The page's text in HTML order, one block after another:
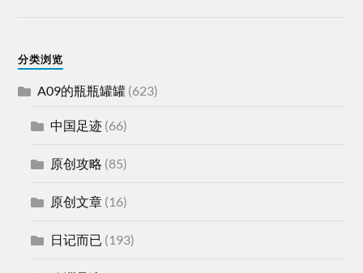
分类浏览
A09的瓶瓶罐罐 (623)
中国足迹 (66)
原创攻略 (85)
原创文章 (16)
日记而已 (193)